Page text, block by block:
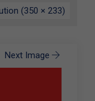
(350 × 233)
Next Image